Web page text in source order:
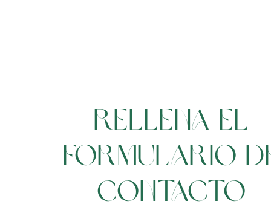
Rellena el
formulario
contacto